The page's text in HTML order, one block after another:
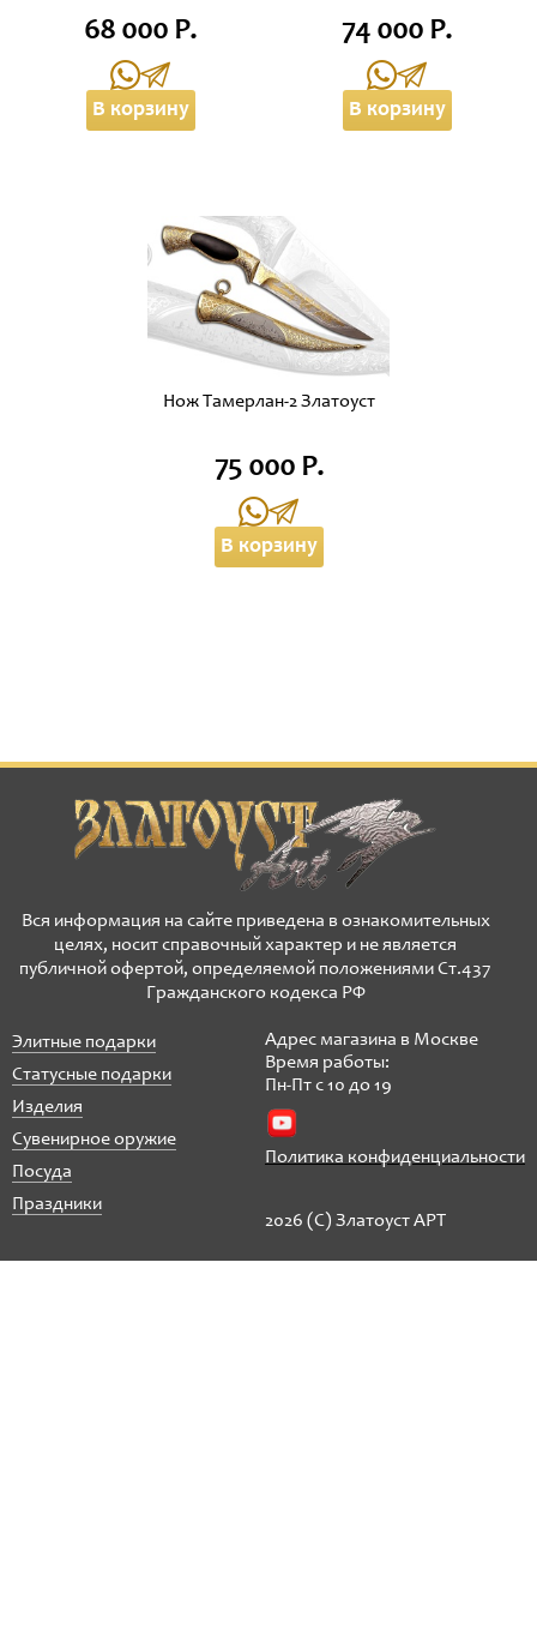
68 000 Р.
В корзину
74 000 Р.
В корзину
Нож Тамерлан-2 Златоуст
75 000 Р.
В корзину
Вся информация на сайте приведена в ознакомительных
целях, носит справочный характер и не является
публичной офертой, определяемой положениями Ст.437
Гражданского кодекса РФ
Элитные подарки
Статусные подарки
Изделия
Сувенирное оружие
Посуда
Праздники
Адрес магазина в Москве
Время работы:
Пн-Пт с 10 до 19
Политика конфиденциальности
2026 (C) Златоуст АРТ